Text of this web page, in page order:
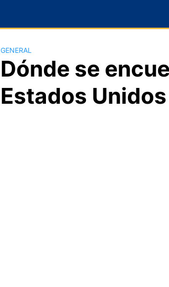
GENERAL
Dónde se
Estados Unidos